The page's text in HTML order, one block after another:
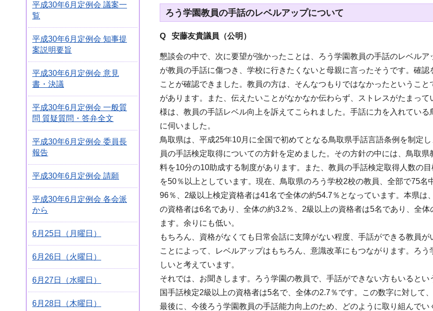
平成30年6月定例会 議案一
覧
平成30年6月定例会 知事提
案説明要旨
平成30年6月定例会 意見
書・決議
平成30年6月定例会 一般質
問 質疑質問・答弁全文
平成30年6月定例会 委員長
報告
平成30年6月定例会 請願
平成30年6月定例会 各会派
から
6月25日（月曜日）
6月26日（火曜日）
6月27日（水曜日）
6月28日（木曜日）
ろう学園教員の手話のレベルアップについて
Q 安藤友貴議員（公明）
懇談会の中で、次に要望が強かったことは、ろう学園教員の手話のレベル
が教員の手話に傷つき、学校に行きたくないと母親に言ったそうです。確
ことが確認できました。教員の方は、そんなつもりではなかったというこ
があります。また、伝えたいことがなかなか伝わらず、ストレスがたまっ
様は、教員の手話レベル向上を訴えてこられました。手話に力を入れてい
に伺いました。
鳥取県は、平成25年10月に全国で初めてとなる鳥取県手話言語条例を制定
員の手話検定取得についての方針を定めました。その方針の中には、鳥取
料を10分の10助成する制度があります。また、教員の手話検定取得人数の
を50％以上としています。現在、鳥取県のろう学校2校の教員、全部で75
96％、2級以上検定資格者は41名で全体の約54.7％となっています。本県
の資格者は6名であり、全体の約3.2％、2級以上の資格者は5名であり、全
ます。余りにも低い。
もちろん、資格がなくても日常会話に支障がない程度、手話ができる教員
ことによって、レベルアップはもちろん、意識改革にもつながります。ろ
しいと考えています。
それでは、お聞きします。ろう学園の教員で、手話ができない方もいると
国手話検定2級以上の資格者は5名で、全体の2.7％です。この数字に対して
最後に、今後ろう学園教員の手話能力向上のため、どのように取り組んで